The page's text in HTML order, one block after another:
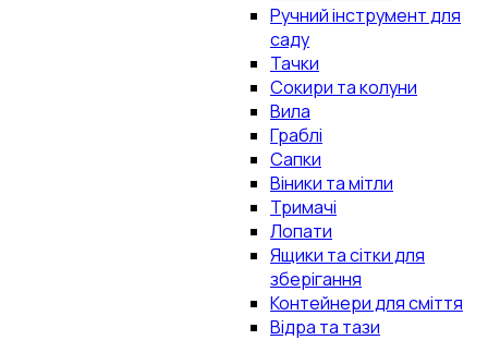
Ручний інструмент для
саду
Тачки
Сокири та колуни
Вила
Граблі
Сапки
Віники та мітли
Тримачі
Лопати
Ящики та сітки для
зберігання
Контейнери для сміття
Відра та тази